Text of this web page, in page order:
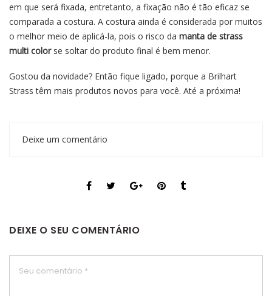
em que será fixada, entretanto, a fixação não é tão eficaz se
comparada a costura. A costura ainda é considerada por muitos
o melhor meio de aplicá-la, pois o risco da manta de strass
multi colorse soltar do produto final é bem menor.
Gostou da novidade? Então fique ligado, porque a Brilhart
Strass têm mais produtos novos para você. Até a próxima!
Deixe um comentário
DEIXE O SEU COMENTÁRIO